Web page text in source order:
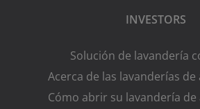
INVESTORS
Solución de lavandería
Acerca de las lavanderías
Cómo abrir su lavandería